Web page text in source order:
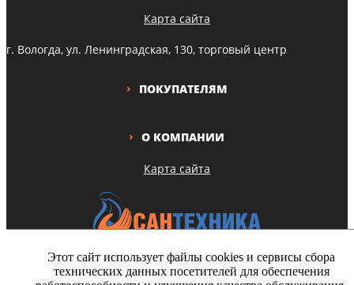
Copyright © Все права защищены
Карта сайта
О КОМПАНИИ
ПОКУПАТЕЛЯМ
Карта сайта
г. Вологда, ул. Ленинградская, 130, торговый центр
Этот сайт использует файлы cookies и сервисы сбора
технических данных посетителей для обеспечения